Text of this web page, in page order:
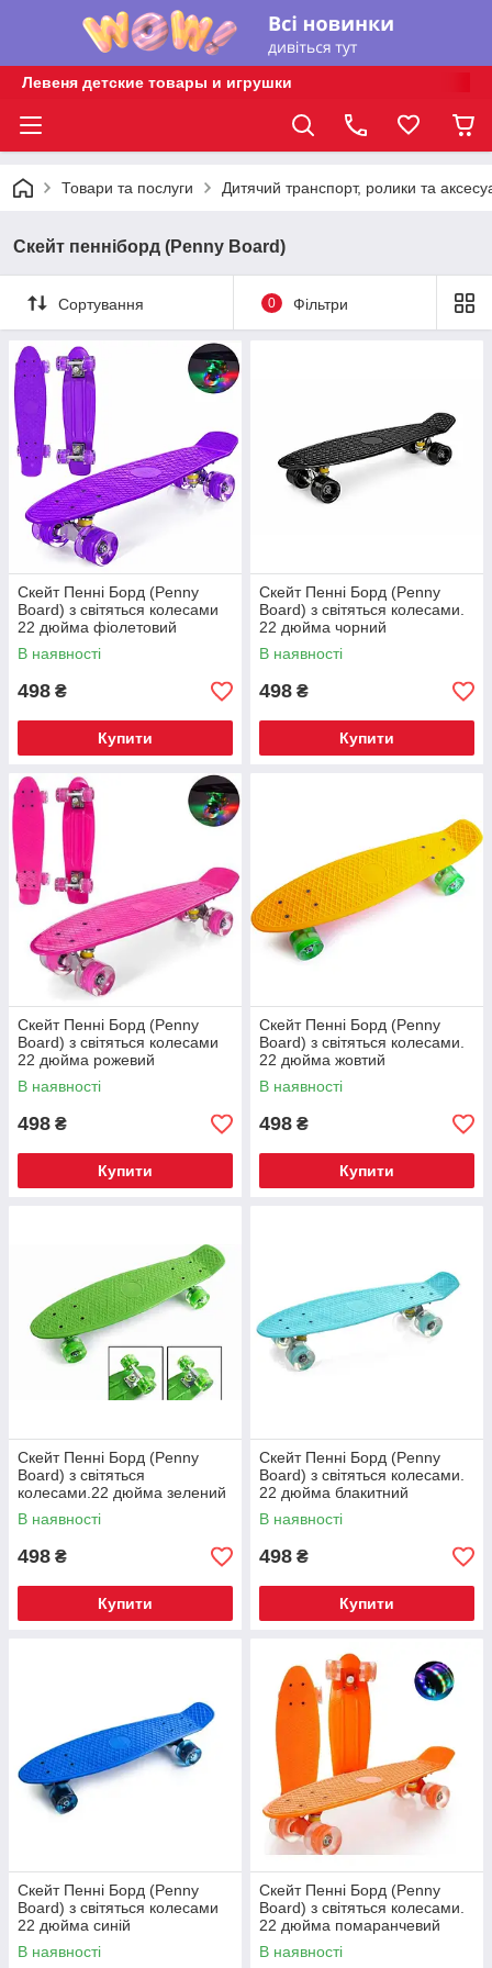
Левеня детские товары и игрушки
Товари та послуги Дитячий транспорт, ролики та
Скейт пенніборд (Penny Board)
Сортування 0 Фільтри
Скейт Пенні Борд (Penny
Board) з світяться колесами
22 дюйма фіолетовий
В наявності
498 ₴
Купити
Скейт Пенні Борд (Penny
Board) з світяться колесами.
22 дюйма чорний
В наявності
498 ₴
Купити
Скейт Пенні Борд (Penny
Board) з світяться колесами
22 дюйма рожевий
В наявності
498 ₴
Купити
Скейт Пенні Борд (Penny
Board) з світяться колесами.
22 дюйма жовтий
В наявності
498 ₴
Купити
Скейт Пенні Борд (Penny
Board) з світяться
колесами.22 дюйма зелений
В наявності
498 ₴
Купити
Скейт Пенні Борд (Penny
Board) з світяться колесами.
22 дюйма блакитний
В наявності
498 ₴
Купити
Скейт Пенні Борд (Penny
Board) з світяться колесами
22 дюйма синій
В наявності
Скейт Пенні Борд (Penny
Board) з світяться колесами.
22 дюйма помаранчевий
В наявності